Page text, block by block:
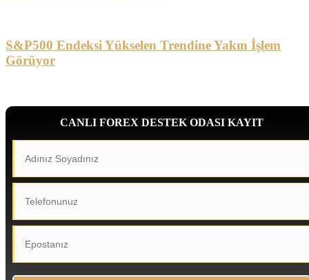
S&P500 Endeksi Yükselen Trendine Yakın İşlem
Görüyor
CANLI FOREX DESTEK ODASI KAYIT